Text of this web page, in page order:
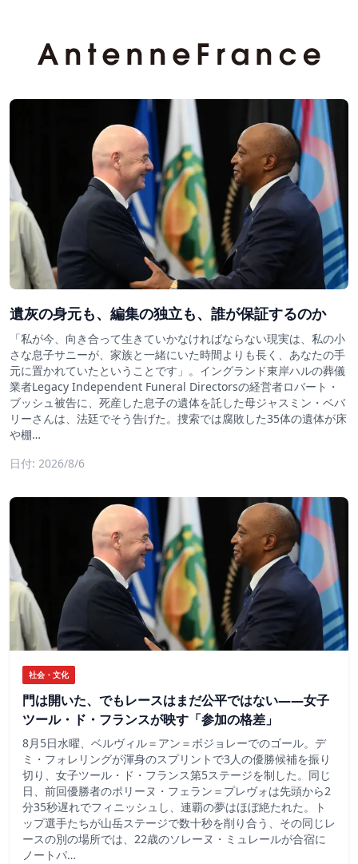
遺灰の身元も、編集の独立も、誰が保証するのか
「私が今、向き合って生きていかなければならない現実は、私の小
さな息子サニーが、家族と一緒にいた時間よりも長く、あなたの手
元に置かれていたということです」。イングランド東岸ハルの葬儀
業者Legacy Independent Funeral Directorsの経営者ロバート・
ブッシュ被告に、死産した息子の遺体を託した母ジャスミン・ベバ
リーさんは、法廷でそう告げた。捜索では腐敗した35体の遺体が床
や棚…
日付: 2026/8/6
社会・文化
門は開いた、でもレースはまだ公平ではない――女子
ツール・ド・フランスが映す「参加の格差」
8月5日水曜、ベルヴィル＝アン＝ボジョレーでのゴール。デ
ミ・フォレリングが渾身のスプリントで3人の優勝候補を振り
切り、女子ツール・ド・フランス第5ステージを制した。同じ
日、前回優勝者のポリーヌ・フェラン＝プレヴォは先頭から2
分35秒遅れでフィニッシュし、連覇の夢はほぼ絶たれた。ト
ップ選手たちが山岳ステージで数十秒を削り合う、その同じレ
ースの別の場所では、22歳のソレーヌ・ミュレールが合宿に
ノートパ…